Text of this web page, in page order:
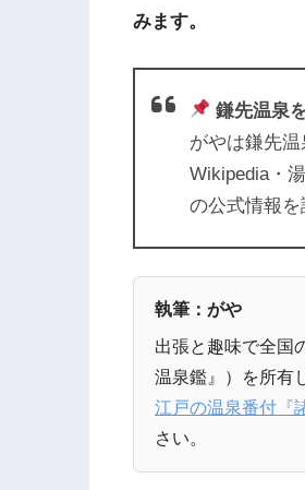
みます。
鎌先温泉
がやは鎌先
Wikipedia・
の公式情報を
執筆：がや
出張と趣味で全国
温泉鑑』）を所有
江戸の温泉番付『
さい。